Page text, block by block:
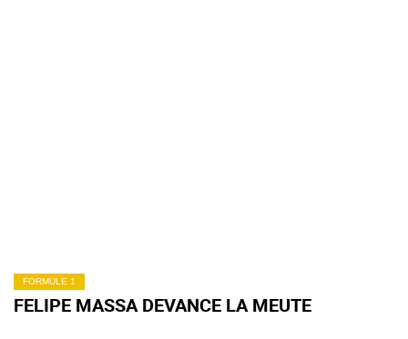
FORMULE 1
FELIPE MASSA DEVANCE LA MEUTE